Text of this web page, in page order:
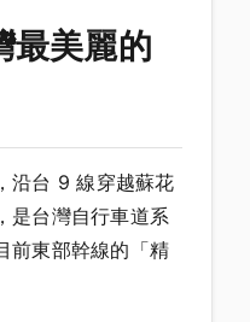
最美麗的
沿台 9 線穿越蘇花
是台灣自行車道系
前東部幹線的「精